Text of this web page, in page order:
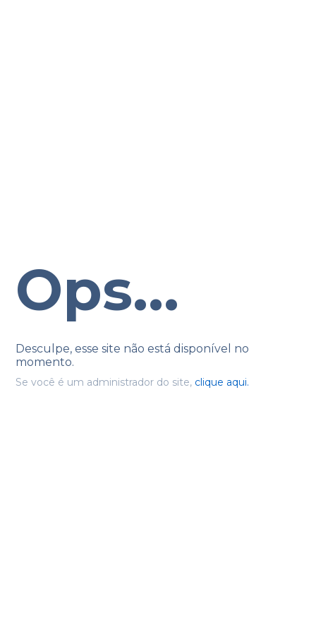
Ops...
Desculpe, esse site não está disponível no
momento.
Se você é um administrador do site, clique aqui.